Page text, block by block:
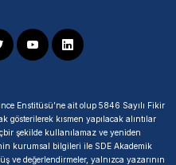
Enstitüsü’ne ait olup 5846 Sayılı Fikir
kısmen yapılacak alıntılar
şekilde kullanılamaz ve yeniden
kurumsal bilgileri ile SDE Akademik
ve değerlendirmeler, yalnızca yazarının